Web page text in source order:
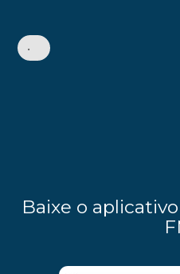
•
Baixe o